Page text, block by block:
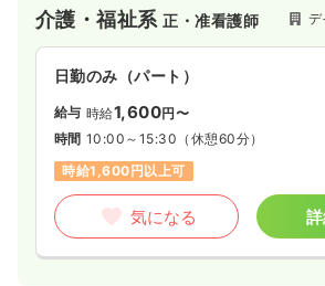
介護・福祉系正・准看護師 デ
日勤のみ（パート）
給与 時給1,600円〜
時間 10:00～15:30 （休憩60分）
時給1,600円以上可
気になる